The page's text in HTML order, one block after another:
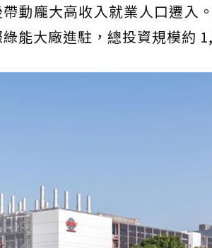
動龐大高收入就業人口遷入
能大廠進駐，總投資規模約